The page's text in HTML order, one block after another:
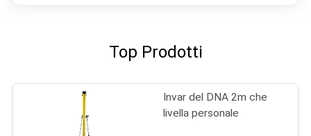
Top Prodotti
Invar del DNA 2m che
livella personale